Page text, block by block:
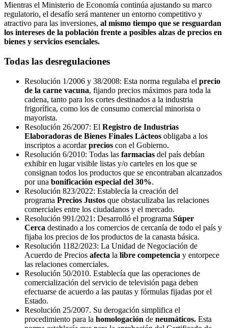
Mientras el Ministerio de Economía continúa ajustando su marco
regulatorio, el desafío será mantener un entorno competitivo y
atractivo para las inversiones, al mismo tiempo que se resguardan
los intereses de la población frente a posibles alzas de precios en
bienes y servicios esenciales.
Todas las desregulaciones
Resolución 1/2006 y 38/2008: Esta norma regulaba el precio
de la carne vacuna, fijando precios máximos para toda la
cadena, tanto para los cortes destinados a la industria
frigorífica, como los de consumo comercial minorista o
mayorista.
Resolución 26/2007: El Registro de Industrias
Elaboradoras de Bienes Finales Lácteos obligaba a los
inscriptos a acordarprecios con el Gobierno.
Resolución 6/2010: Todas las farmacias del país debían
exhibir en lugar visible listas y/o carteles en los que se
consignan todos los productos que se encontraban alcanzados
por una bonificación especial del 30%.
Resolución 823/2022: Establecía la creación del
programa Precios Justos que obstaculizaba las relaciones
comerciales entre los ciudadanos y el mercado.
Resolución 991/2021: Desarrolló el programa Súper
Cerca destinado a los comercios de cercanía de todo el país y
fijaba los precios de los productos de la canasta básica.
Resolución 1182/2023: La Unidad de Negociación de
Acuerdo de Precios afecta la libre competencia y entorpece
las relaciones comerciales.
Resolución 50/2010. Establecía que las operaciones de
comercialización del servicio de televisión paga deben
efectuarse de acuerdo a las pautas y fórmulas fijadas por el
Estado.
Resolución 25/2007. Su derogación simplifica el
procedimiento para la homologación de neumáticos. Esta